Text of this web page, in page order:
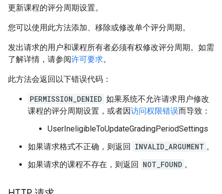
更新课程的评分周期设置。
您可以使用此方法添加、移除或修改单个评分周期。
发出请求的用户和课程所有者必须有权修改评分周期。如需
了解详情，请参阅许可要求。
此方法会返回以下错误代码：
PERMISSION_DENIED 如果系统不允许请求用户修改
课程的评分周期设置，或者因访问权限错误而导致：
UserIneligibleToUpdateGradingPeriodSettings
如果请求格式不正确，则返回 INVALID_ARGUMENT 。
如果请求的课程不存在，则返回 NOT_FOUND 。